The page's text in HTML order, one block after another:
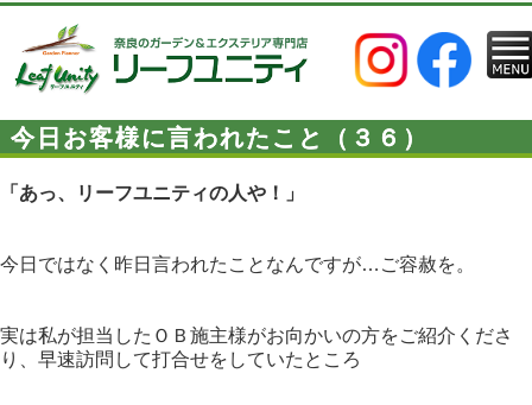
今日お客様に言われたこと（３６）
「あっ、リーフユニティの人や！」
今日ではなく昨日言われたことなんですが…ご容赦を。
実は私が担当したＯＢ施主様がお向かいの方をご紹介くださ
り、早速訪問して打合せをしていたところ